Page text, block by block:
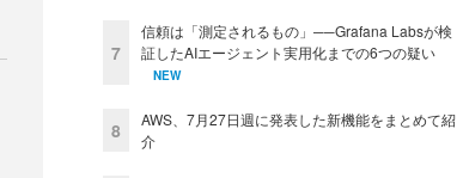
7
信頼は「測定されるもの」──Grafana Labsが検
証したAIエージェント実用化までの6つの疑い
NEW
8
AWS、7月27日週に発表した新機能をまとめて紹
介